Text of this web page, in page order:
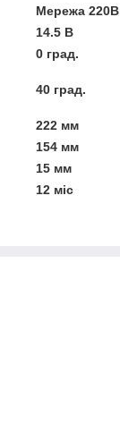
Мережа 220В
14.5 В
0 град.
40 град.
222 мм
154 мм
15 мм
12 міс